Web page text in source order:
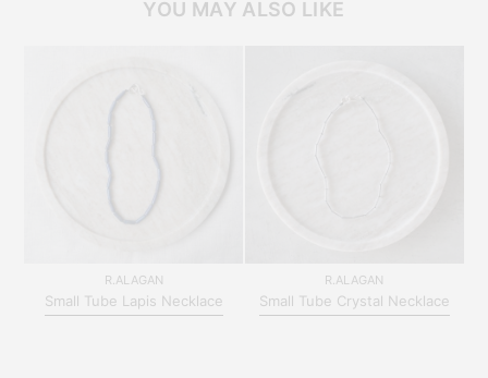
YOU MAY ALSO LIKE
R.ALAGAN
Small Tube Lapis Necklace
R.ALAGAN
Small Tube Crystal Necklace